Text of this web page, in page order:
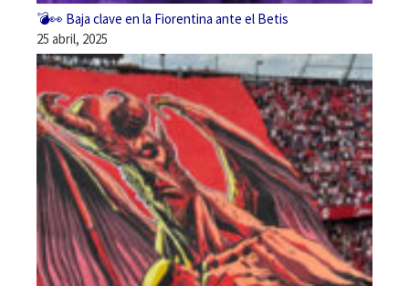
💣👀 Baja clave en la Fiorentina ante el Betis
25 abril, 2025